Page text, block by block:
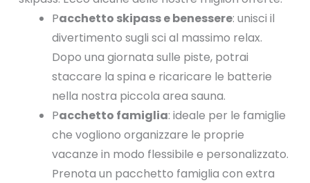
Pacchetto skipass e benessere: unisci il
divertimento sugli sci al massimo relax.
Dopo una giornata sulle piste, potrai
staccare la spina e ricaricare le batterie
nella nostra piccola area sauna.
Pacchetto famiglia: ideale per le famiglie
che vogliono organizzare le proprie
vacanze in modo flessibile e personalizzato.
Prenota un pacchetto famiglia con extra